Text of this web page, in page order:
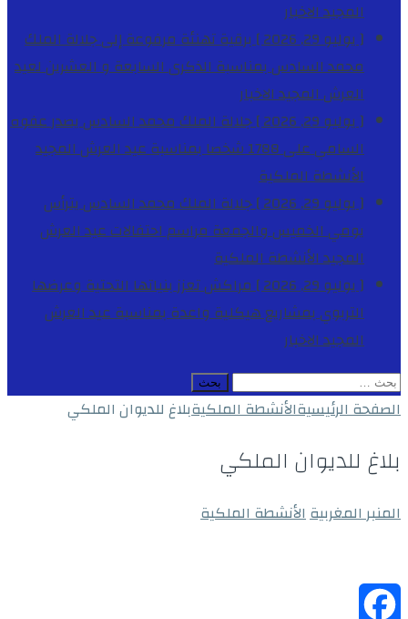
المجيدالاخبار
[ يوليو 29, 2026 ]
برقية تهنئة مرفوعة إلى جلالة الملك
محمد السادس بمناسبة الذكرى السابعة و العشرين لعيد
العرش المجيدالاخبار
[ يوليو 29, 2026 ]
جلالة الملك محمد السادس يصدر عفوه
السامي على 1788 شخصا بمناسبة عيد العرش المجيد
الأنشطة الملكية
[ يوليو 29, 2026 ]
جلالة الملك محمد السادس يترأس
يومي الخميس والجمعة مراسم احتفالات عيد العرش
المجيدالأنشطة الملكية
[ يوليو 29, 2026 ]
مراكش تعزز بنياتها التحتية وعرضها
التربوي بمشاريع هيكلية واعدة بمناسبة عيد العرش
المجيدالاخبار
البحث
عن:
الصفحة الرئيسيةالأنشطة الملكيةبلاغ للديوان الملكي
بلاغ للديوان الملكي
المنبر المغربيةالأنشطة الملكية